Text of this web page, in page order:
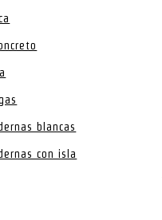
blancas
con isla